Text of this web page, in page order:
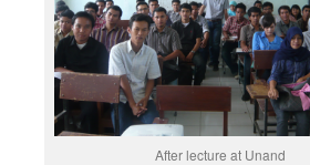
After lecture at Unand